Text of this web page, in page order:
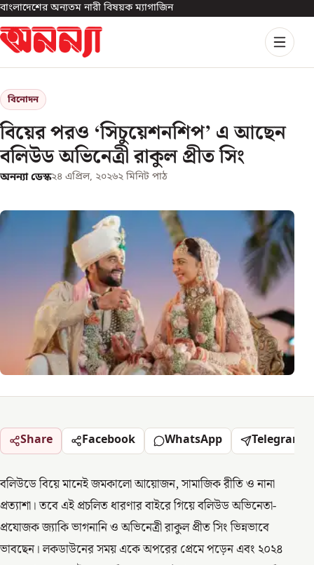
বাংলাদেশের অন্যতম নারী বিষয়ক ম্যাগাজিন
বিনোদন
বিয়ের পরও ‘সিচুয়েশনশিপ’ এ আছেন
বলিউড অভিনেত্রী রাকুল প্রীত সিং
অনন্যা ডেস্ক২৪ এপ্রিল, ২০২৬২ মিনিট পাঠ
Share Facebook WhatsApp Telegram
বলিউডে বিয়ে মানেই জমকালো আয়োজন, সামাজিক রীতি ও নানা
প্রত্যাশা। তবে এই প্রচলিত ধারণার বাইরে গিয়ে বলিউড অভিনেতা-
প্রযোজক জ্যাকি ভাগনানি ও অভিনেত্রী রাকুল প্রীত সিং ভিন্নভাবে
ভাবছেন। লকডাউনের সময় একে অপরের প্রেমে পড়েন এবং ২০২৪